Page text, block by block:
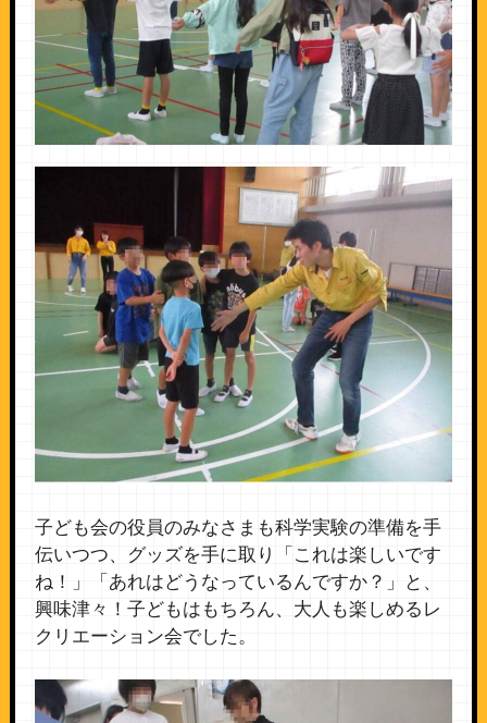
子ども会の役員のみなさまも科学実験の準備を手
伝いつつ、グッズを手に取り「これは楽しいです
ね！」「あれはどうなっているんですか？」と、
興味津々！子どもはもちろん、大人も楽しめるレ
クリエーション会でした。